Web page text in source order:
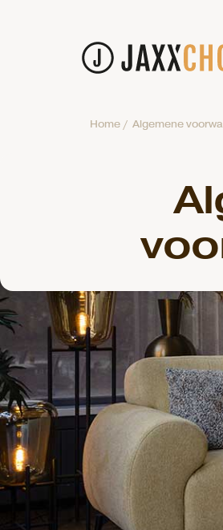
Home / Algemene